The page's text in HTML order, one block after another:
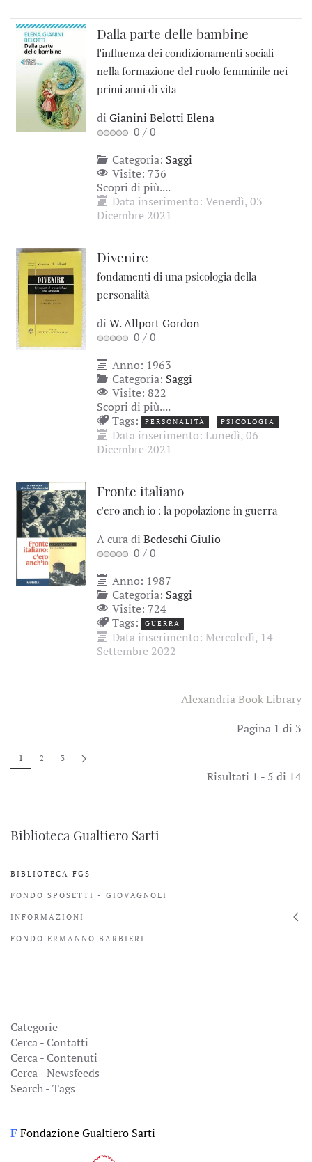
Dalla parte delle bambine
l'influenza dei condizionamenti sociali
nella formazione del ruolo femminile nei
primi anni di vita
di Gianini Belotti Elena
0 /0
Categoria: Saggi
Visite: 736
Scopri di più....
Data inserimento: Venerdì, 03
Dicembre 2021
Divenire
fondamenti di una psicologia della
personalità
di W. Allport Gordon
0 /0
Anno: 1963
Categoria: Saggi
Visite: 822
Scopri di più....
Tags:
PERSONALITÀ PSICOLOGIA
Data inserimento: Lunedì, 06
Dicembre 2021
Fronte italiano
c'ero anch'io : la popolazione in guerra
A cura di Bedeschi Giulio
0 /0
Anno: 1987
Categoria: Saggi
Visite: 724
Tags:
GUERRA
Data inserimento: Mercoledì, 14
Settembre 2022
Alexandria Book Library
Pagina 1 di 3
1 2 3
Risultati 1 - 5 di 14
Biblioteca Gualtiero Sarti
BIBLIOTECA FGS
FONDO SPOSETTI - GIOVAGNOLI
INFORMAZIONI
FONDO ERMANNO BARBIERI
Categorie
Cerca - Contatti
Cerca - Contenuti
Cerca - Newsfeeds
Search - Tags
F Fondazione Gualtiero Sarti